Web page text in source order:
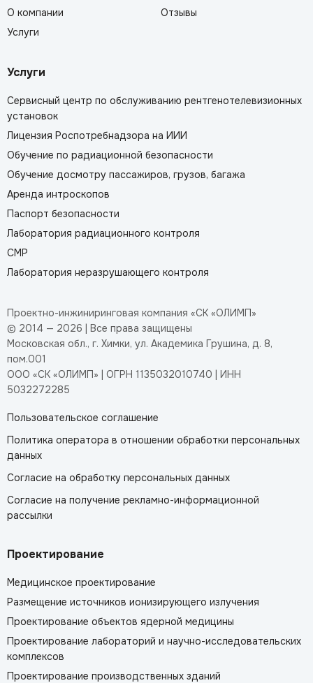
О компании
Услуги
Отзывы
Услуги
Сервисный центр по обслуживанию рентгенотелевизионных
установок
Лицензия Роспотребнадзора на ИИИ
Обучение по радиационной безопасности
Обучение досмотру пассажиров, грузов, багажа
Аренда интроскопов
Паспорт безопасности
Лаборатория радиационного контроля
СМР
Лаборатория неразрушающего контроля
Проектно-инжиниринговая компания «СК «ОЛИМП»
© 2014 — 2026 | Все права защищены
Московская обл., г. Химки, ул. Академика Грушина, д. 8,
пом.001
ООО «СК «ОЛИМП» | ОГРН 1135032010740 | ИНН
5032272285
Пользовательское соглашение
Политика оператора в отношении обработки персональных
данных
Согласие на обработку персональных данных
Согласие на получение рекламно-информационной
рассылки
Проектирование
Медицинское проектирование
Размещение источников ионизирующего излучения
Проектирование объектов ядерной медицины
Проектирование лабораторий и научно-исследовательских
комплексов
Проектирование производственных зданий